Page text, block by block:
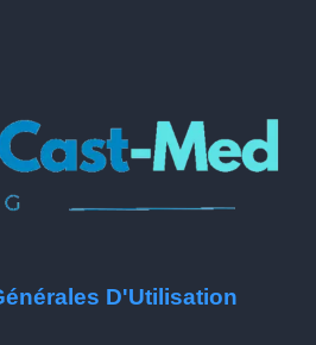
D'Utilisation